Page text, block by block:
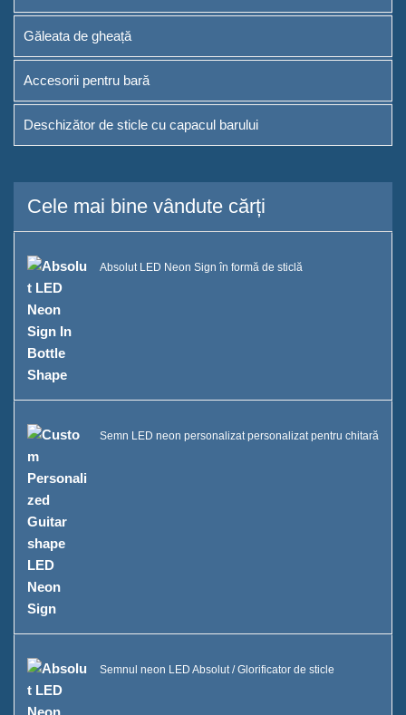
Accesorii pentru bară
capacul barului
Serviciu
Brandurile pe care le-am servit
Echipa noastră
Catalog
Caz
Găleată cu gheață cu LED cu
cutie E
Afișaj din rășină în formă D X
Răcitor de gheață cu rulare
Case C
Găleata cu gheață LED Case B
Întrebări frecvente
Găleata de gheață
Accesorii pentru bară
Deschizător de sticle cu capacul barului
Cele mai bine vândute cărți
Absolut LED Neon Sign în formă de sticlă
Semn LED neon personalizat personalizat pentru chitară
Semnul neon LED Absolut / Glorificator de sticle